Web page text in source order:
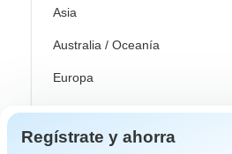
Asia
Australia / Oceanía
Europa
Latin América
América del Sur
Regístrate y ahorra